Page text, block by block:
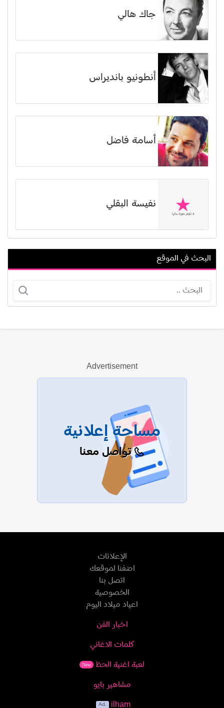
جاك هالي
أنطونيو بانديراس
أسامة فاضل
نفيسة البقلي
إسلام صبري
عرض الكل
البحث في الموقع
Advertisement
مساحة إعلانية
تواصل معنا
الإعلانات
اضفنا لموقعك
اتصل بنا
الخصوصية
اعياد ميلاد اليوم
اخبار الفن
كلمات الاغاني
لعبة اغنية الحظ New
مشاهير بايو
ilham